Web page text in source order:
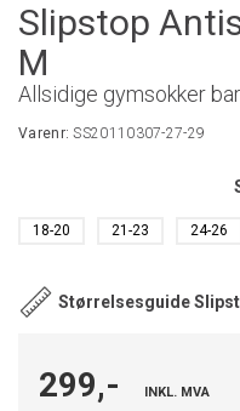
Slipstop
M
Allsidige gymsokker
Varenr:SS20110307-27-29
18-20 21-23 24-26
Størrelsesguide
299,- INKL. MVA